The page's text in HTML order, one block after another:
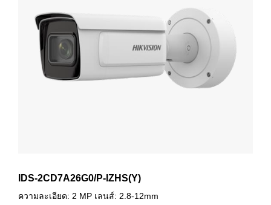
IDS-2CD7A26G0/P-IZHS(Y)
ความละเอียด: 2 MP เลนส์: 2.8-12mm